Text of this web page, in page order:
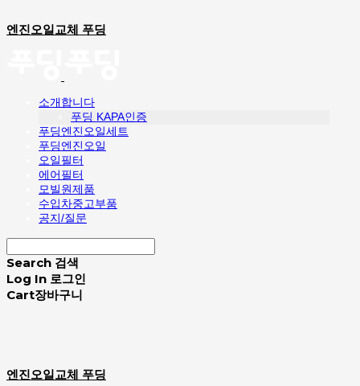
엔진오일교체 푸딩
소개합니다
푸딩 KAPA인증
푸딩엔진오일세트
푸딩엔진오일
오일필터
에어필터
모빌원제품
수입차중고부품
공지/질문
Search 검색
Log In 로그인
Cart장바구니
엔진오일교체 푸딩